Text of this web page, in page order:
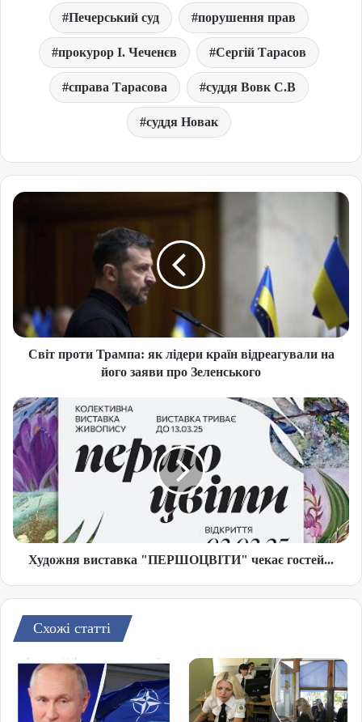
Печерський суд порушення прав
прокурор І. Чеченєв Сергій Тарасов
справа Тарасова суддя Вовк С.В
суддя Новак
Світ проти Трампа: як лідери країн відреагували на
його заяви про Зеленського
Художня виставка "ПЕРШОЦВІТИ" чекає гостей...
Схожі статті